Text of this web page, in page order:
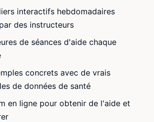
interactifs hebdomadaires
des instructeurs
de séances d'aide chaque
concrets avec de vrais
de données de santé
en ligne pour obtenir de l'aide et